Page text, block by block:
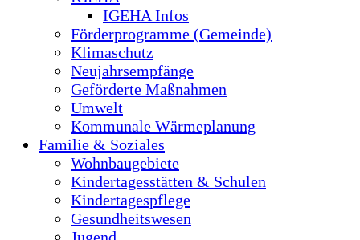
IGEHA Infos
Förderprogramme (Gemeinde)
Klimaschutz
Neujahrsempfänge
Geförderte Maßnahmen
Umwelt
Kommunale Wärmeplanung
Familie & Soziales
Wohnbaugebiete
Kindertagesstätten & Schulen
Kindertagespflege
Gesundheitswesen